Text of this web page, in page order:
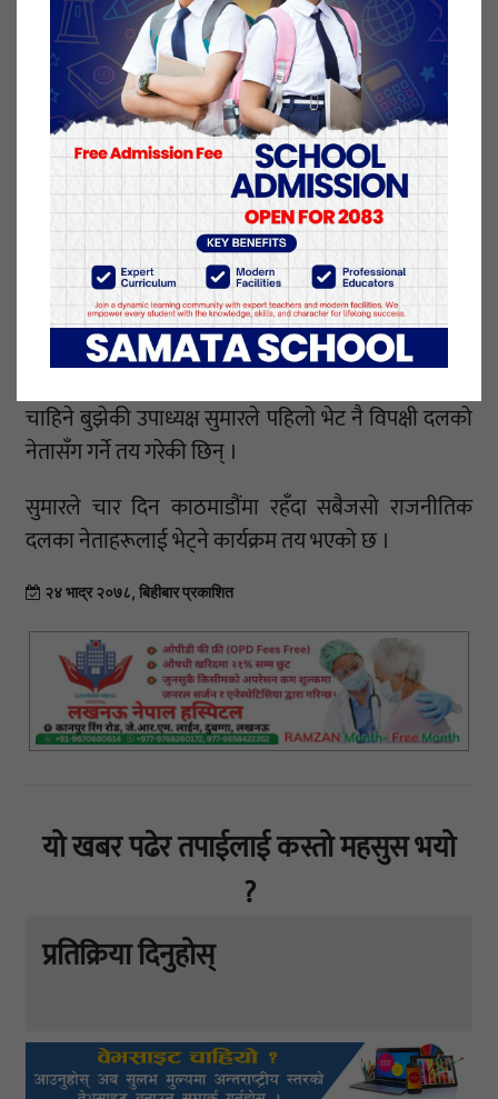
‘पार्टी टीम र एमसीसी उपाध्यक्षबीच भेट हुने तय भएको छ ।
अध्यक्ष र सुमारबीच एक्लाएक्लै भेटवार्ता हुने होइन’, ओलीको
सचिवालय स्रोतले भन्यो ।
एमसीसी सम्झौता कार्यान्वयनका लागि संसद्बाट अनुमोदन
हुनुपर्छ ।
सम्झौता संसद्मा टेबल भएपनि अहिलेसम्म संसद्को कार्यसूची
बन्न सकेको छैन । भदौ २३ बाट संसद्को नवौं अधिवेशन शुरू
भएको छ, तर प्रमुख प्रतिपक्षी दल एमालेले संसद् अवरोध
गरिरहेको छ ।
चाहिने बुझेकी उपाध्यक्ष सुमारले पहिलो भेट नै विपक्षी दलको
नेतासँग गर्ने तय गरेकी छिन् ।
सुमारले चार दिन काठमाडौंमा रहँदा सबैजसो राजनीतिक
दलका नेताहरूलाई भेट्ने कार्यक्रम तय भएको छ ।
२४ भाद्र २०७८, बिहीबार प्रकाशित
यो खबर पढेर तपाईलाई कस्तो महसुस भयो
?
प्रतिक्रिया दिनुहोस्